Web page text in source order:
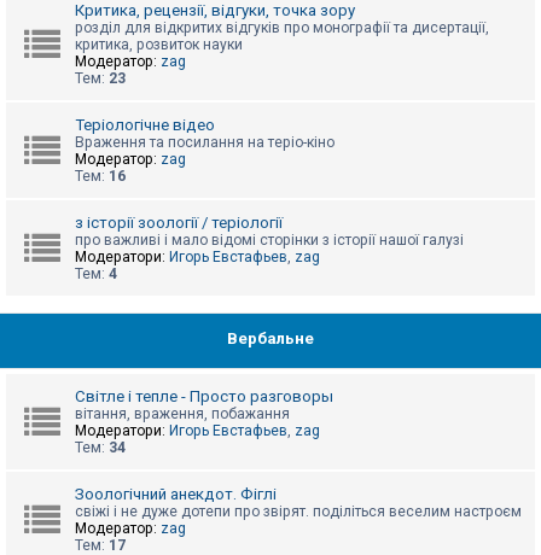
Критика, рецензії, відгуки, точка зору
розділ для відкритих відгуків про монографії та дисертації,
критика, розвиток науки
Модератор: zag
Тем: 23
Теріологічне відео
Враження та посилання на теріо-кіно
Модератор: zag
Тем: 16
з історії зоології / теріології
про важливі і мало відомі сторінки з історії нашої галузі
Модератори: Игорь Евстафьев, zag
Тем: 4
Вербальне
Світле і тепле - Просто разговоры
вітання, враження, побажання
Модератори: Игорь Евстафьев, zag
Тем: 34
Зоологічний анекдот. Фіглі
свіжі і не дуже дотепи про звірят. поділіться веселим настроєм
Модератор: zag
Тем: 17